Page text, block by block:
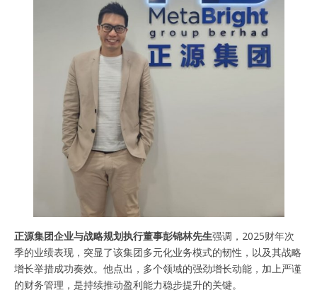
正源集团企业与战略规划执行董事彭锦林先生强调，2025财年次
季的业绩表现，突显了该集团多元化业务模式的韧性，以及其战略
增长举措成功奏效。他点出，多个领域的强劲增长动能，加上严谨
的财务管理，是持续推动盈利能力稳步提升的关键。